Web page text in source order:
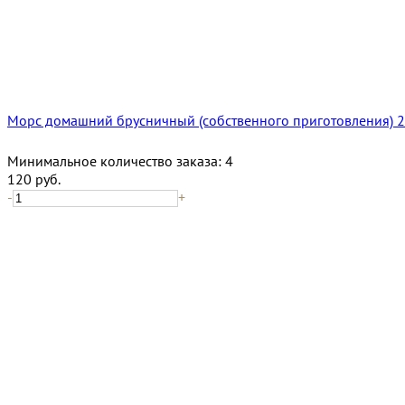
Морс домашний брусничный (собственного приготовления)
Минимальное количество заказа: 4
120 руб.
-
+